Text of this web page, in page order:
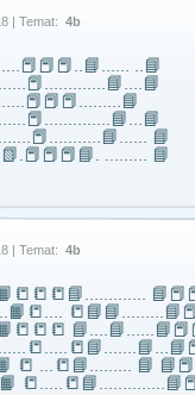
| Temat: 4b
..📘
📘
……… 📘
| Temat: 4b
📒 …📒📘……... 📘